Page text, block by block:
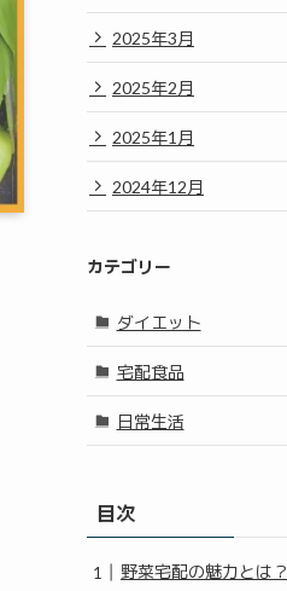
2025年3月
2025年2月
2025年1月
2024年12月
カテゴリー
ダイエット
宅配食品
日常生活
目次
野菜宅配の魅力とは？